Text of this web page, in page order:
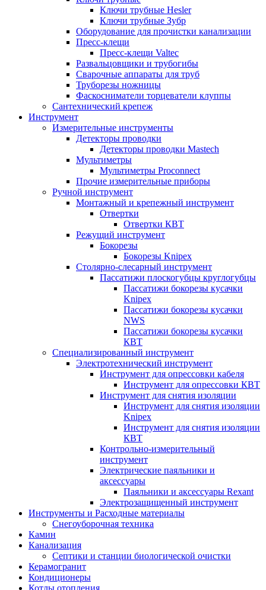
Ключи трубные Hesler
Ключи трубные Зубр
Оборудование для прочистки канализации
Пресс-клещи
Пресс-клещи Valtec
Развальцовщики и трубогибы
Сварочные аппараты для труб
Труборезы ножницы
Фаскосниматели торцеватели клуппы
Сантехнический крепеж
Инструмент
Измерительные инструменты
Детекторы проводки
Детекторы проводки Mastech
Мультиметры
Мультиметры Proconnect
Прочие измерительные приборы
Ручной инструмент
Монтажный и крепежный инструмент
Отвертки
Отвертки КВТ
Режущий инструмент
Бокорезы
Бокорезы Knipex
Столярно-слесарный инструмент
Пассатижи плоскогубцы круглогубцы
Пассатижи бокорезы кусачки
Knipex
Пассатижи бокорезы кусачки
NWS
Пассатижи бокорезы кусачки
КВТ
Специализированный инструмент
Электротехнический инструмент
Инструмент для опрессовки кабеля
Инструмент для опрессовки КВТ
Инструмент для снятия изоляции
Инструмент для снятия изоляции
Knipex
Инструмент для снятия изоляции
КВТ
Контрольно-измерительный
инструмент
Электрические паяльники и
аксессуары
Паяльники и аксессуары Rexant
Электрозащищенный инструмент
Инструменты и Расходные материалы
Снегоуборочная техника
Камин
Канализация
Септики и станции биологической очистки
Керамогранит
Кондиционеры